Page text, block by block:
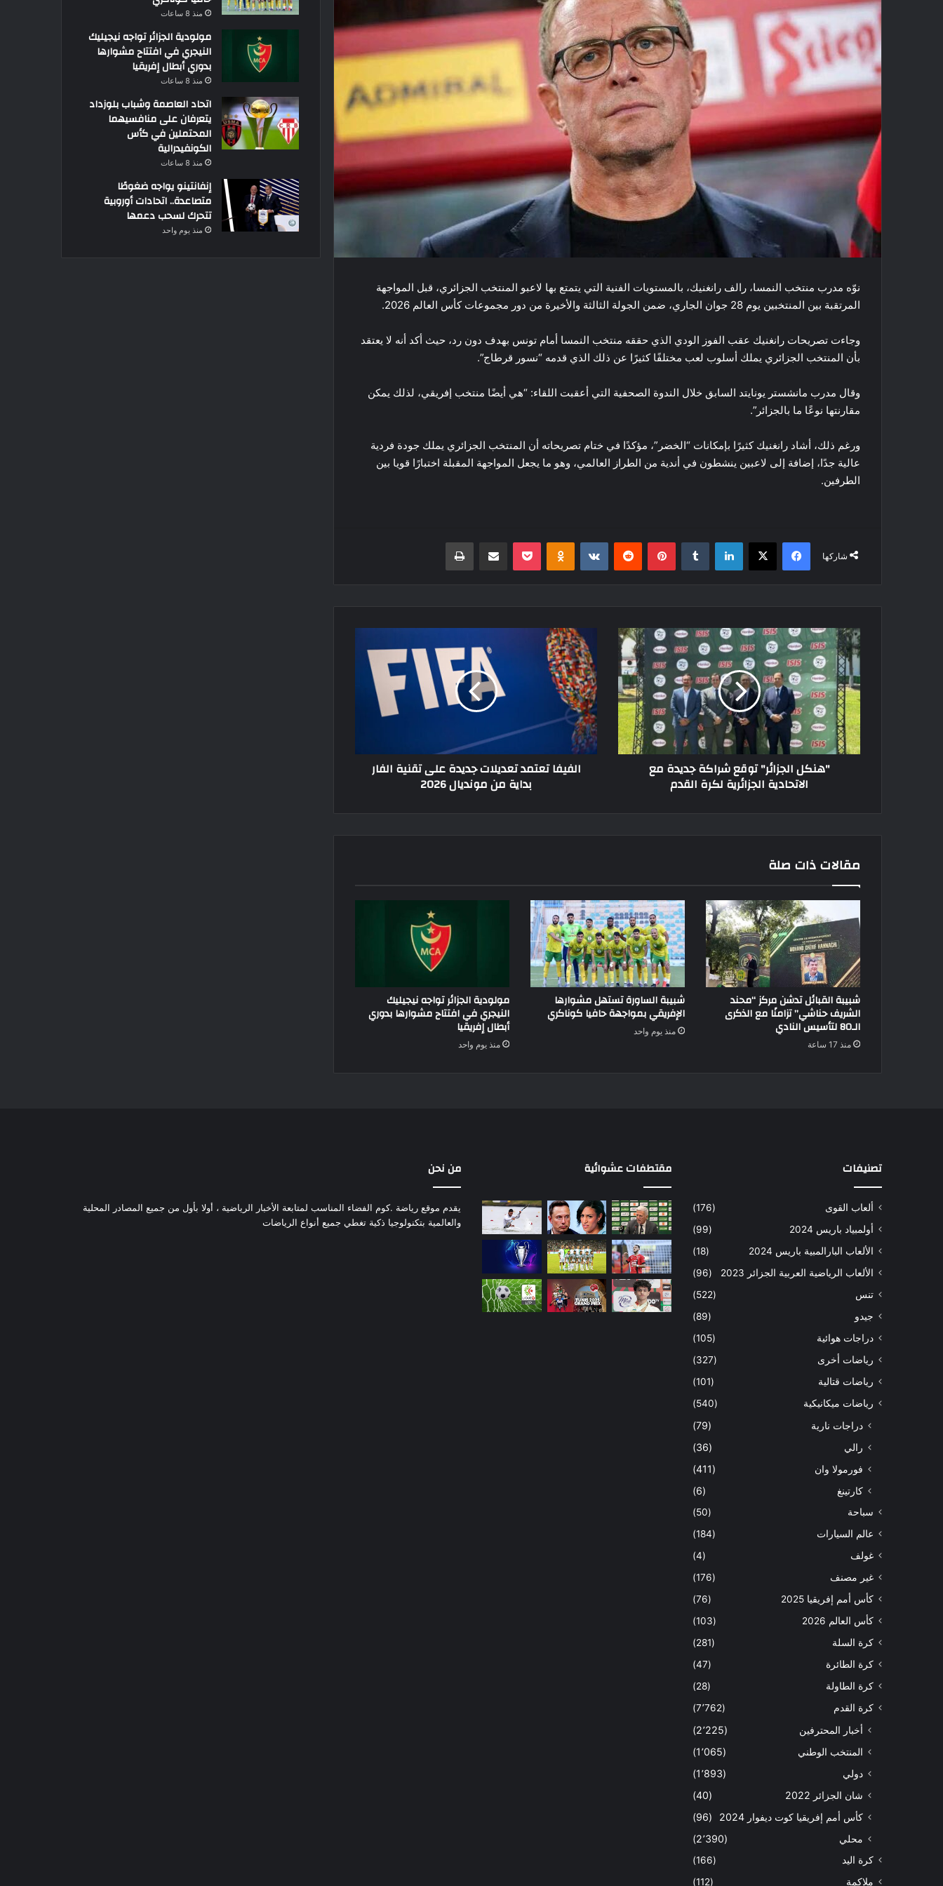
نوّه مدرب منتخب النمسا، رالف رانغنيك، بالمستويات الفنية التي يتمتع بها لاعبو المنتخب الجزائري، قبل المواجهة
المرتقبة بين المنتخبين يوم 28 جوان الجاري، ضمن الجولة الثالثة والأخيرة من دور مجموعات كأس العالم 2026.
وجاءت تصريحات رانغنيك عقب الفوز الودي الذي حققه منتخب النمسا أمام تونس بهدف دون رد، حيث أكد أنه لا يعتقد
بأن المنتخب الجزائري يملك أسلوب لعب مختلفًا كثيرًا عن ذلك الذي قدمه “نسور قرطاج”.
وقال مدرب مانشستر يونايتد السابق خلال الندوة الصحفية التي أعقبت اللقاء: “هي أيضًا منتخب إفريقي، لذلك يمكن
مقارنتها نوعًا ما بالجزائر”.
ورغم ذلك، أشاد رانغنيك كثيرًا بإمكانات “الخضر”، مؤكدًا في ختام تصريحاته أن المنتخب الجزائري يملك جودة فردية
عالية جدًا، إضافة إلى لاعبين ينشطون في أندية من الطراز العالمي، وهو ما يجعل المواجهة المقبلة اختبارًا قويا بين
الطرفين.
شاركها
فيسبوك ‫X لينكدإن بينتيريست Odnoklassniki
‫Pocket مشاركة عبر البريد طباعة
"هنكل
الجزائر"
توقع
شراكة
جديدة
مع
الاتحادية
الجزائرية
لكرة
"هنكل الجزائر" توقع شراكة جديدة مع
الاتحادية الجزائرية لكرة القدم
الفيفا
تعتمد
تعديلات
جديدة
على
تقنية
الفار
بداية
من
مونديالالفيفا تعتمد تعديلات جديدة على تقنية الفار
بداية من مونديال 2026
مقالات ذات صلة
شبيبة القبائل تدشن مركز “محند
الشريف حناشي” تزامنًا مع الذكرى
الـ80 لتأسيس النادي
منذ 17 ساعة
شبيبة الساورة تستهل مشوارها
الإفريقي بمواجهة حافيا كوناكري
منذ يوم واحد
مولودية الجزائر تواجه نيجيليك
النيجري في افتتاح مشوارها بدوري
أبطال إفريقيا
منذ يوم واحد
منذ 8 ساعات
مولودية الجزائر تواجه نيجيليك
النيجري في افتتاح مشوارها
بدوري أبطال إفريقيا
منذ 8 ساعات
اتحاد العاصمة وشباب بلوزداد
يتعرفان على منافسيهما
المحتملين في كأس
الكونفيدرالية
منذ 8 ساعات
إنفانتينو يواجه ضغوطًا
متصاعدة.. اتحادات أوروبية
تتحرك لسحب دعمها
منذ يوم واحد
تصنيفات
ألعاب القوى
(176)
أولمبياد باريس 2024
(99)
الألعاب البارالمبية باريس 2024
(18)
الألعاب الرياضية العربية الجزائر 2023
(96)
تنس
(522)
جيدو
(89)
دراجات هوائية
(105)
رياضات أخرى
(327)
رياضات قتالية
(101)
رياضات ميكانيكية
(540)
دراجات نارية
(79)
رالي
(36)
فورمولا وان
(411)
كارتينغ
(6)
سباحة
(50)
عالم السيارات
(184)
غولف
(4)
غير مصنف
(176)
كأس أمم إفريقيا 2025
(76)
كأس العالم 2026
(103)
كرة السلة
(281)
كرة الطائرة
(47)
كرة الطاولة
(28)
كرة القدم
(7٬762)
أخبار المحترفين
(2٬225)
المنتخب الوطني
(1٬065)
دولي
(1٬893)
شان الجزائر 2022
(40)
كأس أمم إفريقيا كوت ديفوار 2024
(96)
محلي
(2٬390)
كرة اليد
(166)
ملاكمة
(112)
مقتطفات عشوائية من نحن
يقدم موقع رياضة .كوم الفضاء المناسب لمتابعة الأخبار الرياضية ، أولا بأول من جميع المصادر المحلية
والعالمية بتكنولوجيا ذكية تغطي جميع أنواع الرياضات